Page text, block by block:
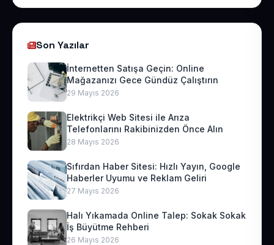
Son Yazılar
İnternetten Satışa Geçin: Online
Mağazanızı Gece Gündüz Çalıştırın
29 Mayıs 2026
Elektrikçi Web Sitesi ile Arıza
Telefonlarını Rakibinizden Önce Alın
28 Mayıs 2026
Sıfırdan Haber Sitesi: Hızlı Yayın, Google
Haberler Uyumu ve Reklam Geliri
27 Mayıs 2026
Halı Yıkamada Online Talep: Sokak Sokak
İş Büyütme Rehberi
26 Mayıs 2026